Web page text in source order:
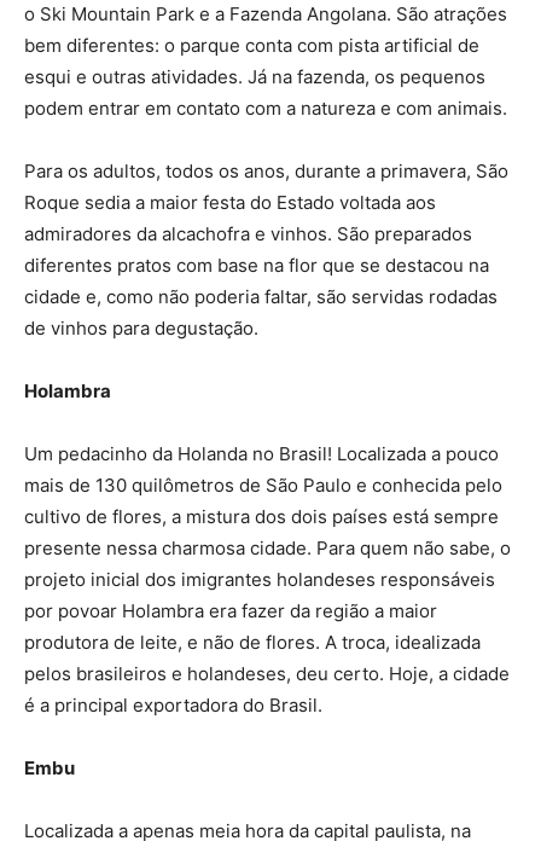
o Ski Mountain Park e a Fazenda Angolana. São atrações
bem diferentes: o parque conta com pista artificial de
esqui e outras atividades. Já na fazenda, os pequenos
podem entrar em contato com a natureza e com animais.
Para os adultos, todos os anos, durante a primavera, São
Roque sedia a maior festa do Estado voltada aos
admiradores da alcachofra e vinhos. São preparados
diferentes pratos com base na flor que se destacou na
cidade e, como não poderia faltar, são servidas rodadas
de vinhos para degustação.
Holambra
Um pedacinho da Holanda no Brasil! Localizada a pouco
mais de 130 quilômetros de São Paulo e conhecida pelo
cultivo de flores, a mistura dos dois países está sempre
presente nessa charmosa cidade. Para quem não sabe, o
projeto inicial dos imigrantes holandeses responsáveis
por povoar Holambra era fazer da região a maior
produtora de leite, e não de flores. A troca, idealizada
pelos brasileiros e holandeses, deu certo. Hoje, a cidade
é a principal exportadora do Brasil.
Embu
Localizada a apenas meia hora da capital paulista, na